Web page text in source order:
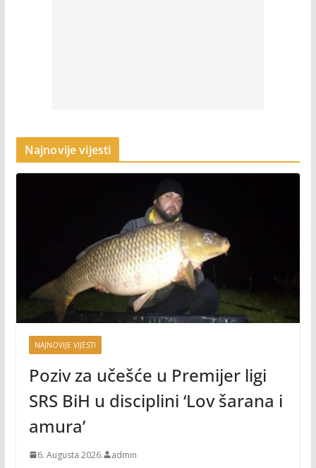
Najnovije vijesti
NAJNOVIJE VIJESTI
Poziv za učešće u Premijer ligi
SRS BiH u disciplini ‘Lov šarana i
amura’
6. Augusta 2026. admin